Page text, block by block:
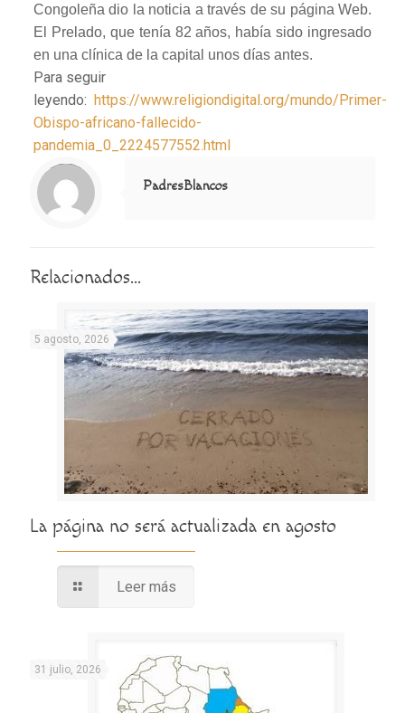
Congoleña dio la noticia a través de su página Web.
El Prelado, que tenía 82 años, había sido ingresado
en una clínica de la capital unos días antes.
Para seguir
leyendo: https://www.religiondigital.org/mundo/Primer-
Obispo-africano-fallecido-
pandemia_0_2224577552.html
Notice
: Trying to access array offset on value of type null in
/home/misioner/public_html/padresblancos/themes/betheme/includes/content-single.php
on line
286
PadresBlancos
Relacionados...
5 agosto, 2026
La página no será actualizada en agosto
Leer más
31 julio, 2026